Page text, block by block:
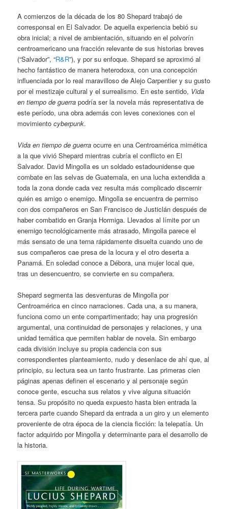
A comienzos de la década de los 80 Shepard trabajó de
corresponsal en El Salvador. De aquella experiencia bebió su
obra inicial; a nivel de ambientación, situando en el polvorín
centroamericano una fracción relevante de sus historias breves
(“Salvador”, “R&R”), y por su enfoque. Shepard se aproximó al
hecho fantástico de manera heterodoxa, con una concepción
influenciada por lo real maravilloso de Alejo Carpentier y su gusto
por el mestizaje cultural y el surrealismo. En este sentido, Vida
en tiempo de guerra podría ser la novela más representativa de
este período, una obra además con leves conexiones con el
movimientocyberpunk.
Vida en tiempo de guerra ocurre en una Centroamérica mimética
a la que vivió Shepard mientras cubría el conflicto en El
Salvador. David Mingolla es un soldado estadounidense que
combate en las selvas de Guatemala, en una lucha extendida a
toda la zona donde cada vez resulta más complicado discernir
quién es amigo o enemigo. Mingolla se encuentra de permiso
con dos compañeros en San Francisco de Justiclán después de
haber combatido en Granja Hormiga. Llevados al límite por un
enemigo tecnológicamente más atrasado, Mingolla parece el
más sensato de una terna rápidamente disuelta cuando uno de
sus compañeros cae presa de la locura y el otro deserta a
Panamá. En soledad conoce a Débora, una mujer local que,
tras un desencuentro, se convierte en su compañera.
Shepard segmenta las desventuras de Mingolla por
Centroamérica en cinco narraciones. Cada una, a su manera,
funciona como un ente compartimentado; hay una progresión
argumental, una continuidad de personajes y relaciones, y una
unidad temática que permiten hablar de novela. Sin embargo
cada división incluye su propia cadencia con sus
correspondientes planteamiento, nudo y desenlace de ahí que, al
principio, su lectura sea un tanto frustrante. Las primeras cien
páginas apenas definen el escenario y al personaje según
conoce gente, escucha sus relatos y vive alguna situación
tensa. Su propósito no queda expuesto hasta bien entrada la
tercera parte cuando Shepard da entrada a un giro y un elemento
proveniente de otra época de la ciencia ficción: la telepatía. Un
factor adquirido por Mingolla y determinante para el desarrollo de
la historia.